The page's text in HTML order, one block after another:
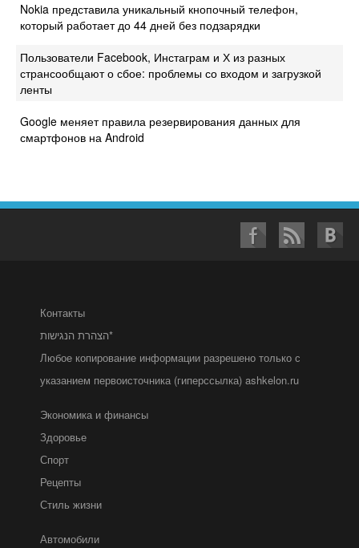
Nokia представила уникальный кнопочный телефон,
который работает до 44 дней без подзарядки
Пользователи Facebook, Инстаграм и Х из разных
странсообщают о сбое: проблемы со входом и загрузкой
ленты
Google меняет правила резервирования данных для
смартфонов на Android
Контакты
הצהרת הנגישות*
Любое копирование информации разрешено только с
указанием первоисточника (гиперссылка) ashkelon.ru
Экономика и финансы
Здоровье
Спорт
Рецепты
Стиль жизни
Автомобили